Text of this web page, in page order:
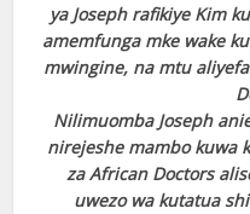
ya Joseph rafikiye Kim
amemfunga mke wake
mwingine, na mtu
Nilimuomba Joseph
nirejeshe mambo kuwa
za African Doctors
uwezo wa kutatua